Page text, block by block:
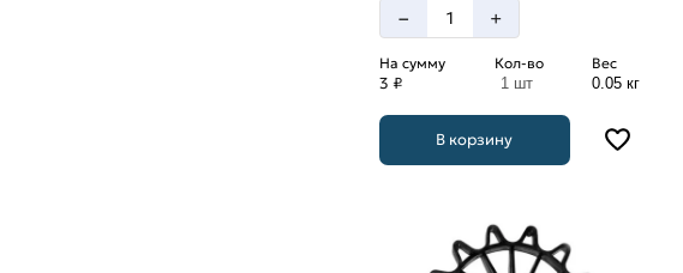
– +
На сумму
3 ₽
Кол-во
1 шт
Вес
0.05 кг
В корзину